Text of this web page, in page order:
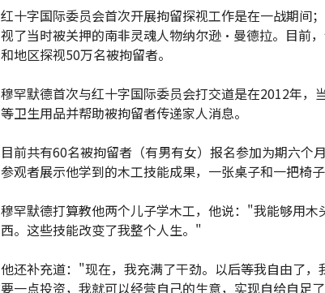
红十字国际委员会首次开展拘留探视工作是在一战期间
视了当时被关押的南非灵魂人物纳尔逊·曼德拉。目前
和地区探视50万名被拘留者。
穆罕默德首次与红十字国际委员会打交道是在2012年，
等卫生用品并帮助被拘留者传递家人消息。
目前共有60名被拘留者（有男有女）报名参加为期六个
参观者展示他学到的木工技能成果，一张桌子和一把椅子
穆罕默德打算教他两个儿子学木工，他说："我能够用木
西。这些技能改变了我整个人生。"
他还补充道："现在，我充满了干劲。以后等我自由了，
要一点投资，我就可以经营自己的生意，实现自给自足